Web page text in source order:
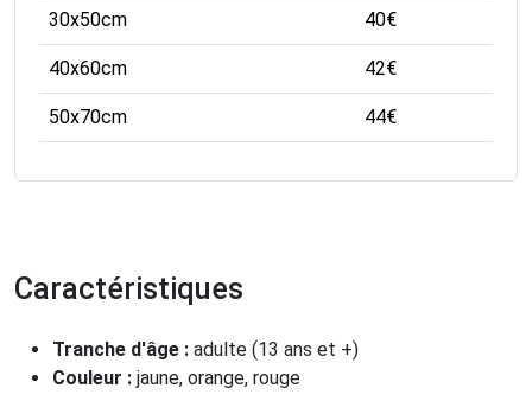
30x50cm 40€
40x60cm 42€
50x70cm 44€
Caractéristiques
Tranche d'âge : adulte (13 ans et +)
Couleur : jaune, orange, rouge